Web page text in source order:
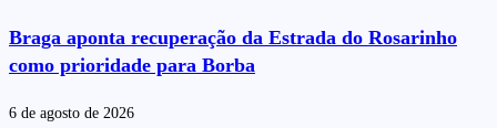
Braga aponta recuperação da Estrada do Rosarinho
como prioridade para Borba
6 de agosto de 2026